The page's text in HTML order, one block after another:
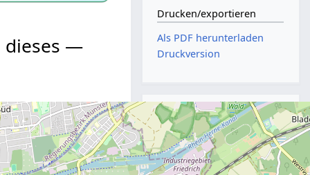
dieses —
Drucken/­exportieren
Als PDF herunterladen
Druckversion
Kategorien
Bergbau